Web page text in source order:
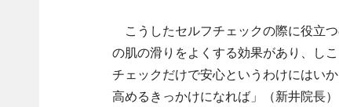
こうしたセルフチェックの際に役立
の肌の滑りをよくする効果があり、し
チェックだけで安心というわけにはい
高めるきっかけになれば」（新井院長）